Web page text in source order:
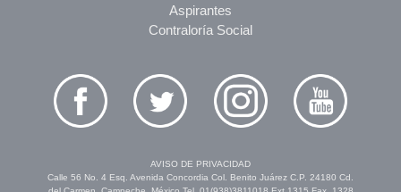
Aspirantes
Contraloría Social
AVISO DE PRIVACIDAD
Calle 56 No. 4 Esq. Avenida Concordia Col. Benito Juárez C.P. 24180 Cd.